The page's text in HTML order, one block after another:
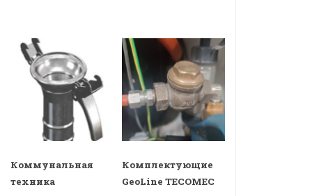
Коммунальная
техника
Комплектующие
GeoLine TECOMEC